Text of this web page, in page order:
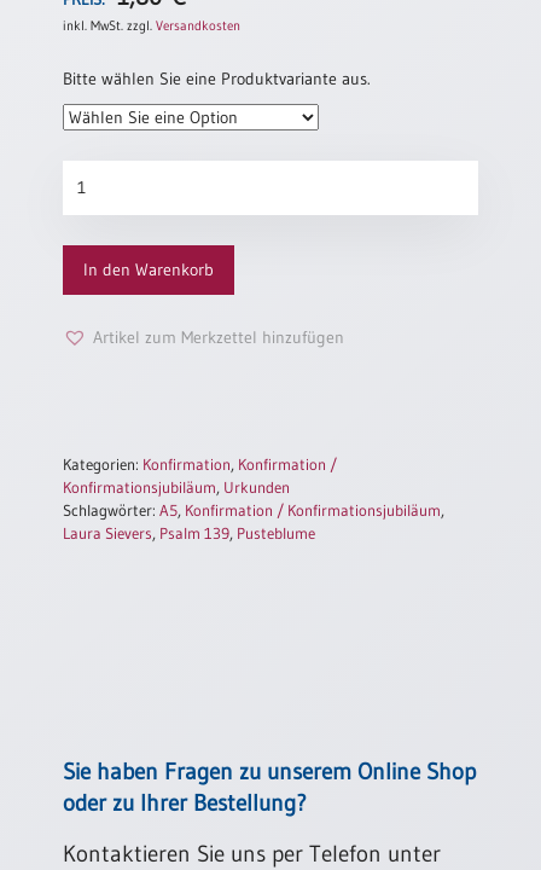
Einzelposter
Sortimente
Restbestände
Broschüren
Urkundenscheine
inkl. MwSt. zzgl.Versandkosten
Bitte wählen Sie eine Produktvariante aus.
„Pusteblume“
Menge
In den Warenkorb
Artikel zum Merkzettel hinzufügen
Kategorien: Konfirmation, Konfirmation /
Konfirmationsjubiläum, Urkunden
Schlagwörter:A5, Konfirmation / Konfirmationsjubiläum,
Laura Sievers, Psalm 139, Pusteblume
Sie haben Fragen zu unserem Online Shop
oder zu Ihrer Bestellung?
Kontaktieren Sie uns per Telefon unter